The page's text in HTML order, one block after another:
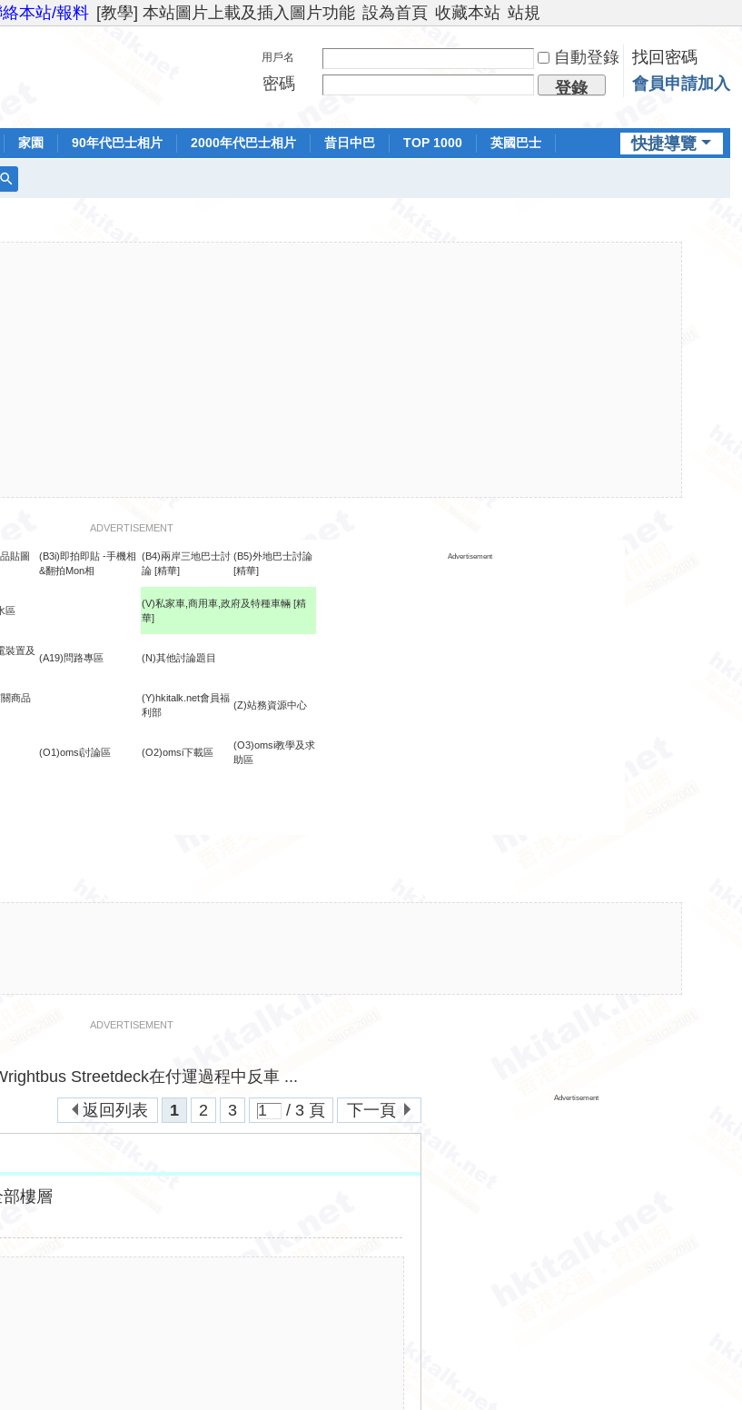
本站/報料 [教學] 本站圖片上載及插入圖片功能 設為首頁 收藏本站 站規
用戶名 自動登錄
找回密碼
密碼
登錄 會員申請加入
快捷導覽
家園 90年代巴士相片 2000年代巴士相片 昔日中巴 TOP 1000
英國巴士
ADVERTISEMENT
貼圖
(B3i)即拍即貼 -手機相
&翻拍Mon相
(B4)兩岸三地巴士討
論 [精華]
(B5)外地巴士討論
[精華]
Advertisement
區
(V)私家車,商用車,政府及特種車輛 [精
華]
裝置及
(A19)問路專區 (N)其他討論題目
商品
(Y)hkitalk.net會員福
利部
(Z)站務資源中心
(O1)omsi討論區 (O2)omsi下載區
(O3)omsi教學及求
助區
ADVERTISEMENT
Streetdeck在付運過程中反車 ...
1
2 3 / 3 頁 下一頁
返回列表
樓層
Advertisement